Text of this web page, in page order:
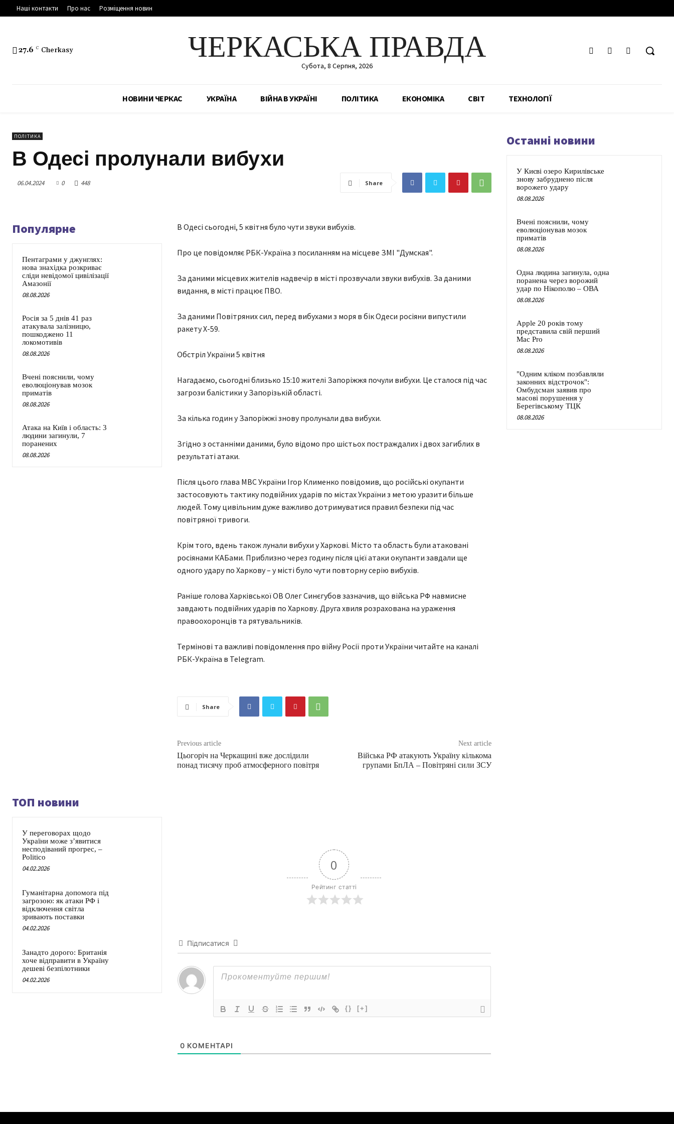
Наші контакти Про нас Розміщення новин
27.6 C Cherkasy ЧЕРКАСЬКА ПРАВДА
Субота, 8 Серпня, 2026
НОВИНИ ЧЕРКАС УКРАЇНА ВІЙНА В УКРАЇНІ ПОЛІТИКА ЕКОНОМІКА СВІТ ТЕХНОЛОГІЇ
ПОЛІТИКА
В Одесі пролунали вибухи
06.04.2024 0 448 Share
Популярне
Пентаграми у джунглях:
нова знахідка розкриває
сліди невідомої цивілізації
Амазонії
08.08.2026
Росія за 5 днів 41 раз
атакувала залізницю,
пошкоджено 11
локомотивів
08.08.2026
Вчені пояснили, чому
еволюціонував мозок
приматів
08.08.2026
Атака на Київ і область: 3
людини загинули, 7
поранених
08.08.2026
В Одесі сьогодні, 5 квітня було чути звуки вибухів.
Про це повідомляє РБК-Україна з посиланням на місцеве ЗМІ "Думская".
За даними місцевих жителів надвечір в місті прозвучали звуки вибухів. За даними
видання, в місті працює ПВО.
За даними Повітряних сил, перед вибухами з моря в бік Одеси росіяни випустили
ракету Х-59.
Обстріл України 5 квітня
Нагадаємо, сьогодні близько 15:10 жителі Запоріжжя почули вибухи. Це сталося під час
загрози балістики у Запорізькій області.
За кілька годин у Запоріжжі знову пролунали два вибухи.
Згідно з останніми даними, було відомо про шістьох постраждалих і двох загиблих в
результаті атаки.
Після цього глава МВС України Ігор Клименко повідомив, що російські окупанти
застосовують тактику подвійних ударів по містах України з метою уразити більше
людей. Тому цивільним дуже важливо дотримуватися правил безпеки під час
повітряної тривоги.
Крім того, вдень також лунали вибухи у Харкові. Місто та область були атаковані
росіянами КАБами. Приблизно через годину після цієї атаки окупанти завдали ще
одного удару по Харкову – у місті було чути повторну серію вибухів.
Раніше голова Харківської ОВ Олег Синєгубов зазначив, що війська РФ навмисне
завдають подвійних ударів по Харкову. Друга хвиля розрахована на ураження
правоохоронців та рятувальників.
Термінові та важливі повідомлення про війну Росії проти України читайте на каналі
РБК-Україна в Telegram.
Share
Previous article
Цьогоріч на Черкащині вже дослідили
понад тисячу проб атмосферного повітря
Next article
Війська РФ атакують Україну кількома
групами БпЛА – Повітряні сили ЗСУ
ТОП новини
У переговорах щодо
України може з’явитися
несподіваний прогрес, –
Politico
04.02.2026
Гуманітарна допомога під
загрозою: як атаки РФ і
відключення світла
зривають поставки
04.02.2026
Занадто дорого: Британія
хоче відправити в Україну
дешеві безпілотники
04.02.2026
0
Рейтинг статті
Підписатися
{} [+]
0 КОМЕНТАРІ
Останні новини
У Києві озеро Кирилівське
знову забруднено після
ворожего удару
08.08.2026
Вчені пояснили, чому
еволюціонував мозок
приматів
08.08.2026
Одна людина загинула, одна
поранена через ворожий
удар по Нікополю – ОВА
08.08.2026
Apple 20 років тому
представила свій перший
Mac Pro
08.08.2026
"Одним кліком позбавляли
законних відстрочок":
Омбудсман заявив про
масові порушення у
Берегівському ТЦК
08.08.2026